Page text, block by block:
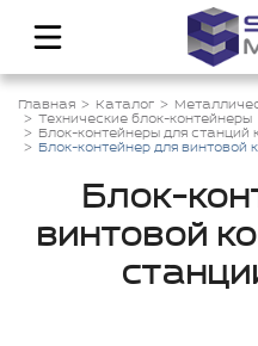
Главная Каталог
Технические блок-контейнеры
Блок-контейнеры для станций
Блок-контейнер для
Блок-
винтовой